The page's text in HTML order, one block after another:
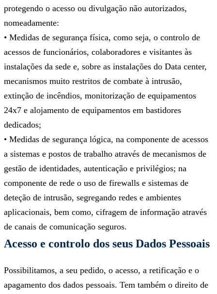
protegendo o acesso ou divulgação não autorizados,
nomeadamente:
• Medidas de segurança física, como seja, o controlo de
acessos de funcionários, colaboradores e visitantes às
instalações da sede e, sobre as instalações do Data center,
mecanismos muito restritos de combate à intrusão,
extinção de incêndios, monitorização de equipamentos
24x7 e alojamento de equipamentos em bastidores
dedicados;
• Medidas de segurança lógica, na componente de acessos
a sistemas e postos de trabalho através de mecanismos de
gestão de identidades, autenticação e privilégios; na
componente de rede o uso de firewalls e sistemas de
deteção de intrusão, segregando redes e ambientes
aplicacionais, bem como, cifragem de informação através
de canais de comunicação seguros.
Acesso e controlo dos seus Dados Pessoais
Possibilitamos, a seu pedido, o acesso, a retificação e o
apagamento dos dados pessoais. Tem também o direito de